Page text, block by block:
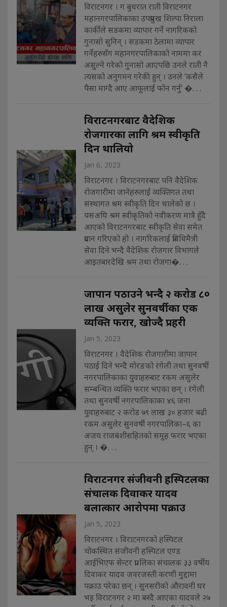
विराटनगर । ग बुधरात राती विराटनगर
महानगरपालिकाका उपप्रमुख शिल्पा निराला
कार्कीले सडकमा व्यापार गर्ने नागरिकको
गुनासो सुनिन् । सडकमा ठेलामा व्यापार
गर्नेहरुसँग महानगरपालिकाको नाममा कर
असुल्ने गरेको गुनासो आएपछि उनले राती नै
त्यसको अनुगमन गरेकी हुन् । उनले ‘कसैले
पैसा माग्दै आए आफूलाई फोन गर्नु’ �. . .
विराटनगरबाट वैदेशिक
रोजगारका लागि श्रम स्वीकृति
दिन थालियो
Jan 6, 2023
विराटनगर । विराटनगरबाट पनि वैदेशिक
रोजगारीमा जानेहरुलाई व्यक्तिगत तथा
संस्थागत श्रम स्वीकृति दिन थालेको छ ।
यसअघि श्रम स्वीकृतिको नवीकरण मात्रै हुँदै
आएको विराटनगरबाट स्वीकृति सेवा समेत
प्रदान गरिएको हो । नागरिकलाई प्रविधिमैत्री
सेवा दिने भन्दै वैदेशिक रोजगार विभागले
आइतबारदेखि श्रम तथा रोजगा�. . .
जापान पठाउने भन्दै २ करोड ८०
लाख असुलेर सुनवर्षीका एक
व्यक्ति फरार, खोज्दै प्रहरी
Jan 5, 2023
विराटनगर । वैदेशिक रोजगारीमा जापान
पठाई दिने भन्दै मोरङको रंगेली तथा सुनवर्षी
नगरपालिकाका युवाहरुबाट रकम असुलेर
सम्बन्धित व्यक्ति फरार भएका छन् । रंगेली
तथा सुनवर्षी नगरपालिकाका ४६ जना
युवाहरुबाट २ करोड ७९ लाख ३० हजार बढी
रकम असुलेर सुनवर्षी नगरपालिका–६ का
अजय राजबंशीसहितको समूह फरार भएका
हुन् । �. . .
विराटनगर संजीवनी हस्पिटलका
संचालक दिवाकर यादव
बलात्कार आरोपमा पक्राउ
Jan 5, 2023
विराटनगर । विराटनगरको हस्पिटल
चोकस्थित संजीवनी हस्पिटल एण्ड
आईभिएफ सेन्टर प्रा।लिका संचालक ३३ वर्षीय
दिवाकर यादव जवरजस्ती करणी मुद्दामा
पक्राउ परेका छन् । सुनसरीको औरावनी घर
भइ विराटनगर २ मा बस्दै आएका यादवले २७